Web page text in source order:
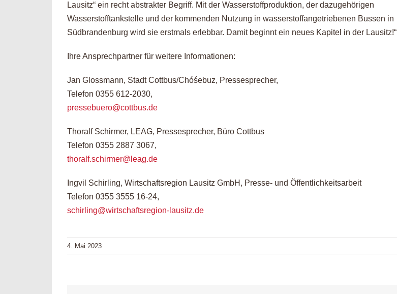
Lausitz“ ein recht abstrakter Begriff. Mit der Wasserstoffproduktion, der dazugehörigen
Wasserstofftankstelle und der kommenden Nutzung in wasserstoffangetriebenen Bussen in
Südbrandenburg wird sie erstmals erlebbar. Damit beginnt ein neues Kapitel in der Lausitz!“
Ihre Ansprechpartner für weitere Informationen:
Jan Glossmann, Stadt Cottbus/Chóśebuz, Pressesprecher,
Telefon 0355 612-2030,
pressebuero@cottbus.de
Thoralf Schirmer, LEAG, Pressesprecher, Büro Cottbus
Telefon 0355 2887 3067,
thoralf.schirmer@leag.de
Ingvil Schirling, Wirtschaftsregion Lausitz GmbH, Presse- und Öffentlichkeitsarbeit
Telefon 0355 3555 16-24,
schirling@wirtschaftsregion-lausitz.de
4. Mai 2023